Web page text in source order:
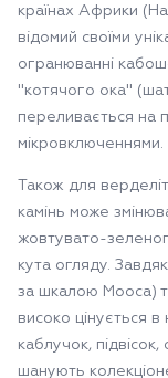
країнах Африки
відомий своїми
огранюванні
"котячого ока"
переливається на
мікровключеннями.
Також для
камінь може
жовтувато-
кута огляду.
за шкалою Мооса) та
високо цінується в
каблучок,
шанують